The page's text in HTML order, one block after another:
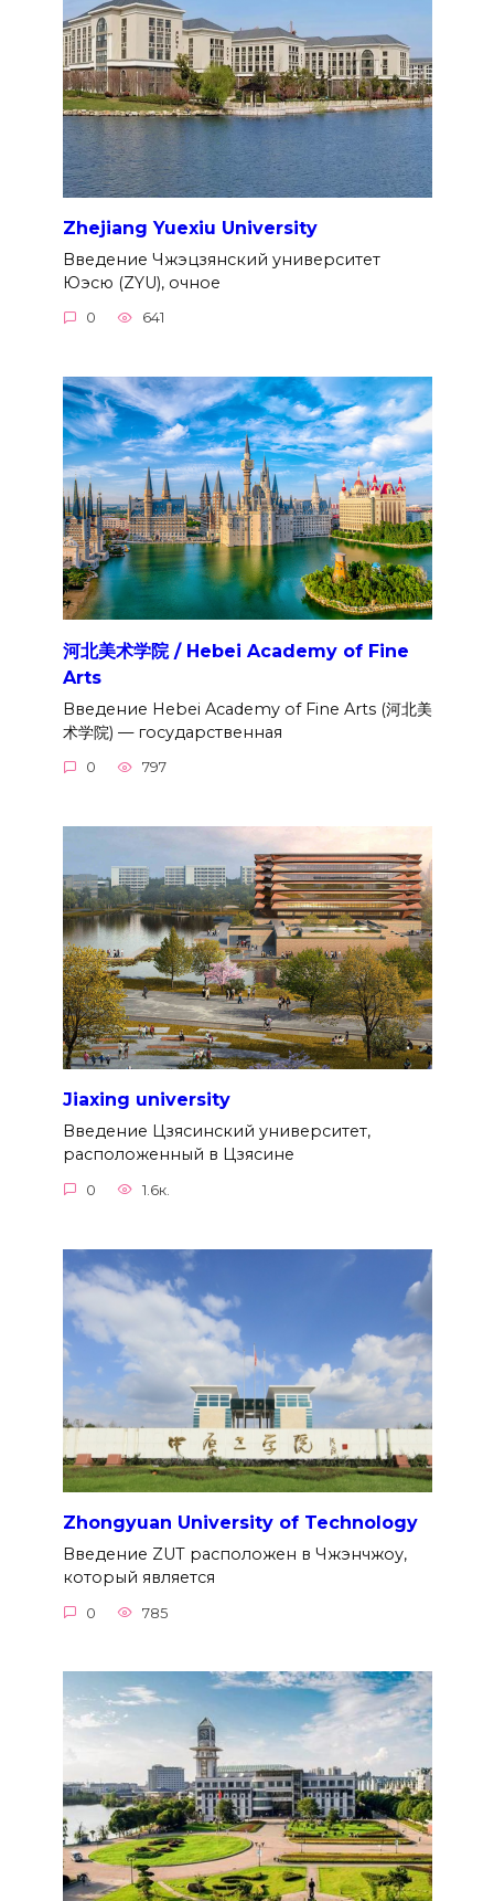
Zhejiang Yuexiu University
Введение Чжэцзянский университет
Юэсю (ZYU), очное
0 641
河北美术学院 / Hebei Academy of Fine
Arts
Введение Hebei Academy of Fine Arts (河北美
术学院) — государственная
0 797
Jiaxing university
Введение Цзясинский университет,
расположенный в Цзясине
0 1.6к.
Zhongyuan University of Technology
Введение ZUT расположен в Чжэнчжоу,
который является
0 785